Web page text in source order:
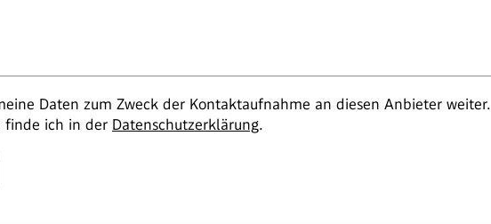
Daten zum Zweck der Kontaktaufnahme an diesen Anbieter weiter.
finde ich in der Datenschutzerklärung.